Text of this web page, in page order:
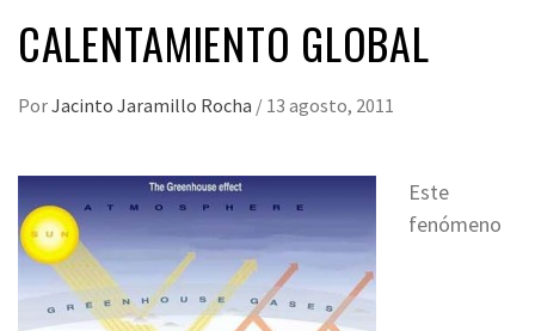
CALENTAMIENTO GLOBAL
PorJacinto Jaramillo Rocha / 13 agosto, 2011
Este
fenómeno